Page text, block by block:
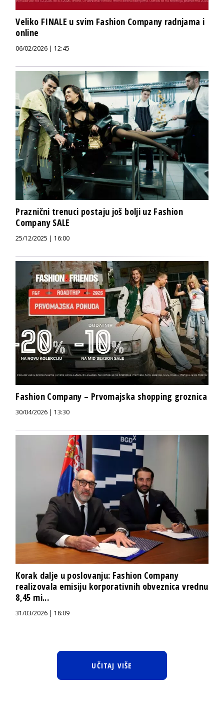
Veliko FINALE u svim Fashion Company radnjama i
online
06/02/2026 | 12:45
Praznični trenuci postaju još bolji uz Fashion
Company SALE
25/12/2025 | 16:00
Fashion Company – Prvomajska shopping groznica
30/04/2026 | 13:30
Korak dalje u poslovanju: Fashion Company
realizovala emisiju korporativnih obveznica vrednu
8,45 mi...
31/03/2026 | 18:09
UČITAJ VIŠE